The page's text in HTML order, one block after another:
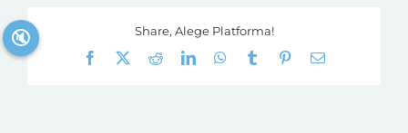
Share, Alege Platforma!
Facebook
RedditLinkedInWhatsApp
Tumblr Pinterest
E-
🔇